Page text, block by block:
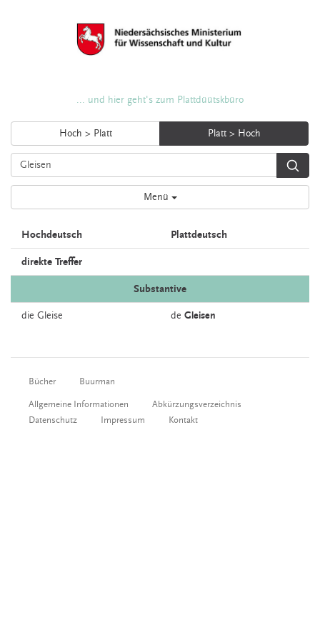
... und hier geht's zum Plattdüütskbüro
Hoch > Platt Platt > Hoch
Menü
Hochdeutsch Plattdeutsch
direkte Treffer
Substantive
die Gleise de Gleisen
Bücher Buurman
Allgemeine Informationen
Abkürzungsverzeichnis
Datenschutz
Impressum Kontakt